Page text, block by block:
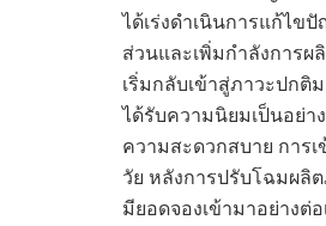
ได้เร่งดำเนินการแก้ไข
ส่วนและเพิ่มกำลังการ
เริ่มกลับเข้าสู่ภาวะปกติ
ได้รับความนิยมเป็นอย่
ความสะดวกสบาย การ
วัย หลังการปรับโฉมผลิ
มียอดจองเข้ามาอย่างต่